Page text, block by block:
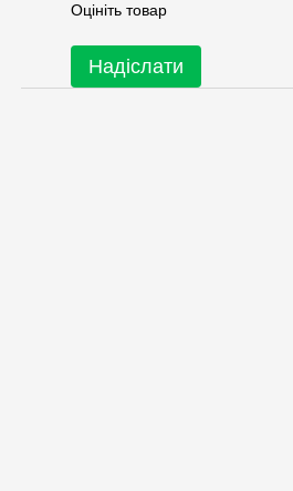
Оцініть товар
Надіслати